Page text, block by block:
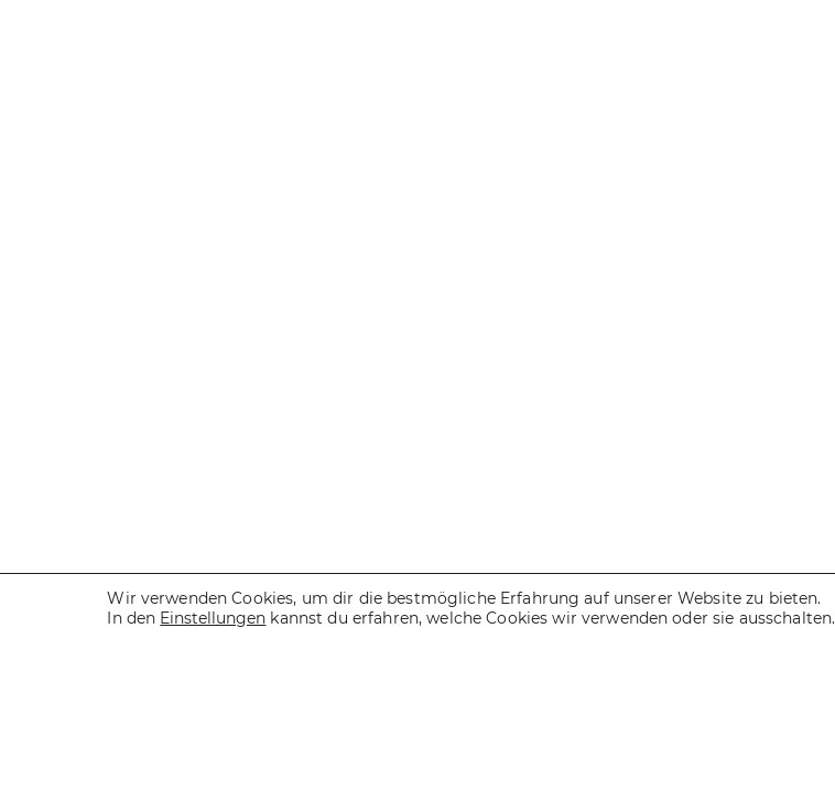
Wir verwenden Cookies, um dir die bestmögliche Erfahrung auf unserer Website zu bieten.
In den Einstellungen kannst du erfahren, welche Cookies wir verwenden oder sie ausschalten.